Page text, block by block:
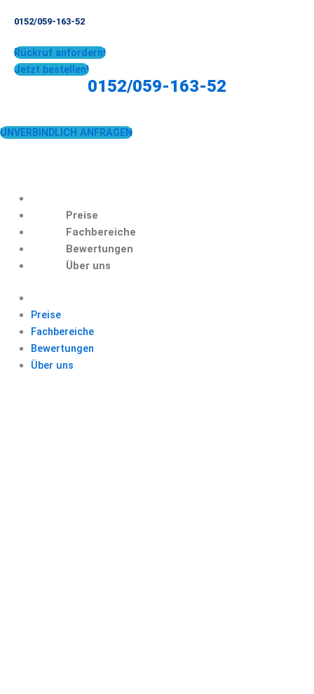
0152/059-163-52
Rückruf anfordern!
Jetzt bestellen!
0152/059-163-52
UNVERBINDLICH ANFRAGEN
Preise
Fachbereiche
Bewertungen
Über uns
Preise
Fachbereiche
Bewertungen
Über uns